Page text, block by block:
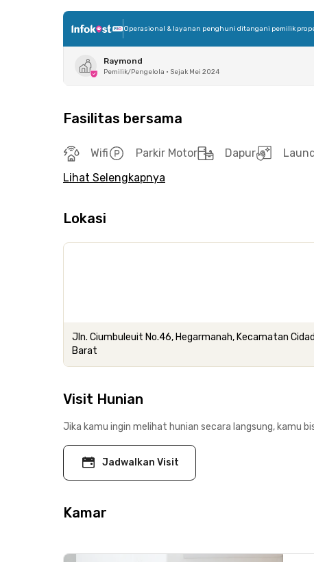
Operasional & layanan penghuni ditangani pemilik
Raymond
Pemilik/Pengelola • Sejak Mei 2024
Fasilitas bersama
Wifi Parkir Motor Dapur
Lihat Selengkapnya
Lokasi
Jln. Ciumbuleuit No.46, Hegarmanah, Kecamatan
Barat
Visit Hunian
Jika kamu ingin melihat hunian secara langsung, kamu
Jadwalkan Visit
Kamar